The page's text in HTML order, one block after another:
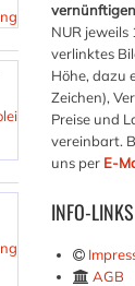
NUR jeweils
verlinktes
Höhe, dazu
Zeichen),
Preise und
vereinbart.
uns per E-
INFO-LINKS
AGB